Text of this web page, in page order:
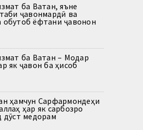
ба Ватан, яъне
ҷавонмардӣ ва
обутоб ёфтани ҷавонон
ба Ватан – Модар
як ҷавон ба ҳисоб
ҳамчун Сарфармондеҳи
ҳар як сарбозро
дӯст медорам